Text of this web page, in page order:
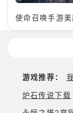
使命召唤手游美
游戏推荐：
炉石传说下载